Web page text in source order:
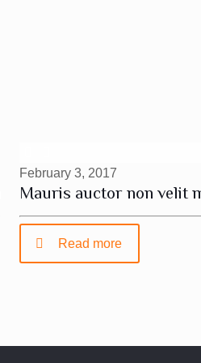
February 3, 2017
Mauris auctor non velit
Read more